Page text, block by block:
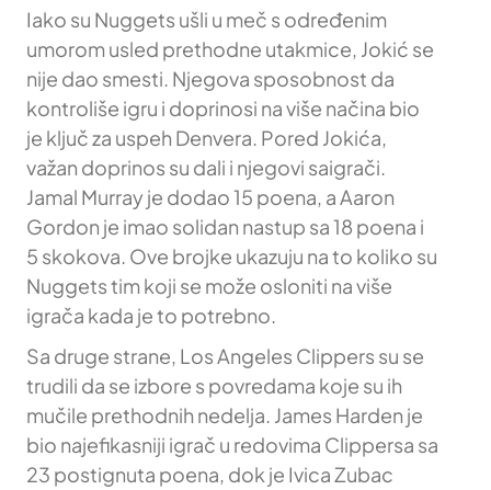
Iako su Nuggets ušli u meč s određenim
umorom usled prethodne utakmice, Jokić se
nije dao smesti. Njegova sposobnost da
kontroliše igru i doprinosi na više načina bio
je ključ za uspeh Denvera. Pored Jokića,
važan doprinos su dali i njegovi saigrači.
Jamal Murray je dodao 15 poena, a Aaron
Gordon je imao solidan nastup sa 18 poena i
5 skokova. Ove brojke ukazuju na to koliko su
Nuggets tim koji se može osloniti na više
igrača kada je to potrebno.
Sa druge strane, Los Angeles Clippers su se
trudili da se izbore s povredama koje su ih
mučile prethodnih nedelja. James Harden je
bio najefikasniji igrač u redovima Clippersa sa
23 postignuta poena, dok je Ivica Zubac